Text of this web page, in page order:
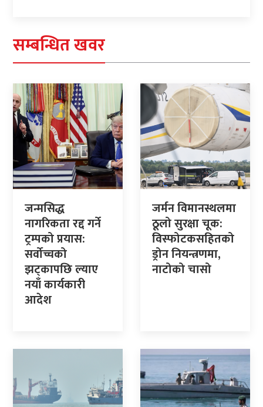
सम्बन्धित खवर
जन्मसिद्ध
नागरिकता रद्द गर्ने
ट्रम्पको प्रयास:
सर्वोच्चको
झट्कापछि ल्याए
नयाँ कार्यकारी
आदेश
जर्मन विमानस्थलमा
ठूलो सुरक्षा चूक:
विस्फोटकसहितको
ड्रोन नियन्त्रणमा,
नाटोको चासो